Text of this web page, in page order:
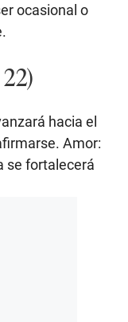
ocasional o
hacia el
Amor:
se fortalecerá